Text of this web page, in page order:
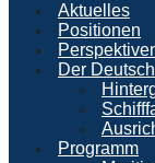
Aktuelles
Positionen
Der
Programm